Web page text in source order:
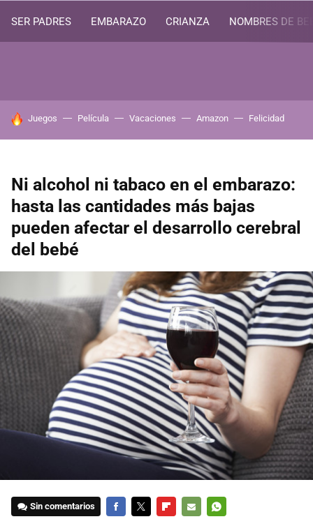
SER PADRES EMBARAZO CRIANZA NOMBRES DE
HOY SE HABLA DE
Juegos Película Vacaciones Amazon Felicidad
Ni alcohol ni tabaco en el embarazo:
hasta las cantidades más bajas
pueden afectar el desarrollo cerebral
del bebé
Sin comentarios